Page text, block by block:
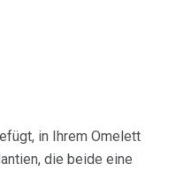
in Ihrem Omelett
die beide eine